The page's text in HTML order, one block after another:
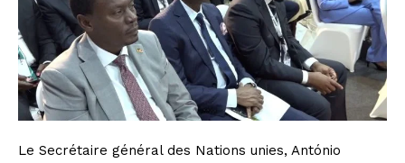
Le Secrétaire général des Nations unies, António